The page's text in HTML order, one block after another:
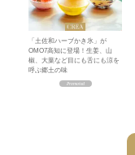
「土佐和ハーブかき氷」が
OMO7高知に登場！生姜、山
椒、大葉など目にも舌にも涼を
呼ぶ郷土の味